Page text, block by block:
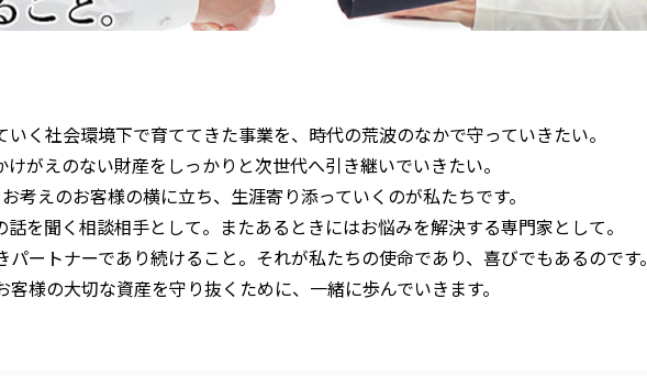
いく社会環境下で育ててきた事業を、時代の荒波のなかで守っていきたい。
けがえのない財産をしっかりと次世代へ引き継いでいきたい。
考えのお客様の横に立ち、生涯寄り添っていくのが私たちです。
を聞く相談相手として。またあるときにはお悩みを解決する専門家として。
ートナーであり続けること。それが私たちの使命であり、喜びでもあるのです。
客様の大切な資産を守り抜くために、一緒に歩んでいきます。